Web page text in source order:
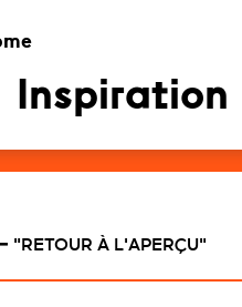
Inspiration
"RETOUR À L'APERÇU"